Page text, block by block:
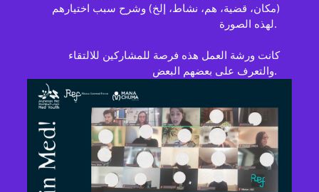
(مكان، قضية، هم، نشاط، إلخ) وشرح سبب اختيارهم
لهذه الصورة.
كانت ورشة العمل هذه فرصة للمشاركين للالتقاء
والتعرف على بعضهم البعض.